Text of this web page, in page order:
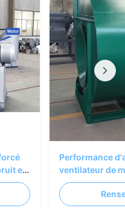
en
et
Performance
ventilateur de
d'alimentation